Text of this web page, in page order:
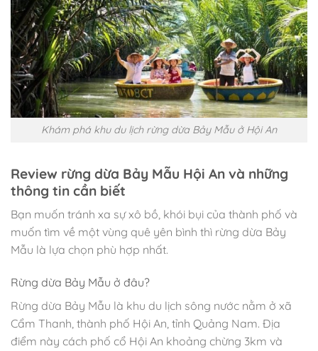
Khám phá khu du lịch rừng dừa Bảy Mẫu ở Hội An
Review rừng dừa Bảy Mẫu Hội An và những
thông tin cần biết
Bạn muốn tránh xa sự xô bồ, khói bụi của thành phố và
muốn tìm về một vùng quê yên bình thì rừng dừa Bảy
Mẫu là lựa chọn phù hợp nhất.
Rừng dừa Bảy Mẫu ở đâu?
Rừng dừa Bảy Mẫu là khu du lịch sông nước nằm ở xã
Cẩm Thanh, thành phố Hội An, tỉnh Quảng Nam. Địa
điểm này cách phố cổ Hội An khoảng chừng 3km và